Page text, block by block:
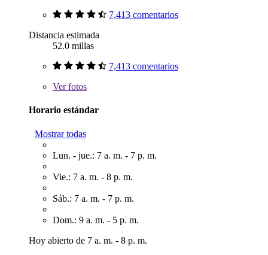
7,413 comentarios
Distancia estimada
52.0 millas
7,413 comentarios
Verfotos
Horario estándar
Mostrar todas
Lun. - jue.: 7 a. m. - 7 p. m.
Vie.: 7 a. m. - 8 p. m.
Sáb.: 7 a. m. - 7 p. m.
Dom.: 9 a. m. - 5 p. m.
Hoy abierto de 7 a. m. - 8 p. m.